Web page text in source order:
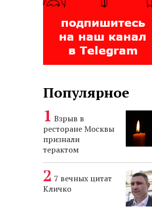
Популярное
Взрыв в
ресторане Москвы
признали
терактом
7 вечных цитат
Кличко